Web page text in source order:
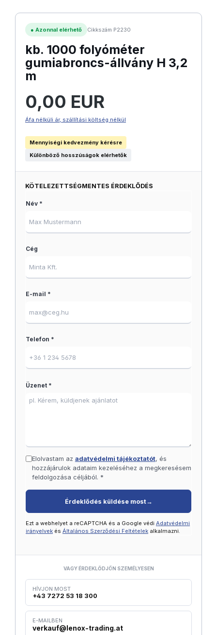
● Azonnal elérhető Cikkszám P2230
kb. 1000 folyóméter
gumiabroncs-állvány H 3,2
m
0,00 EUR
Áfa nélküli ár, szállítási költség nélkül
Mennyiségi kedvezmény kérésre
Különböző hosszúságok elérhetők
KÖTELEZETTSÉGMENTES ÉRDEKLŐDÉS
Név *
Cég
E-mail *
Telefon *
Üzenet *
Elolvastam az adatvédelmi tájékoztatót, és
hozzájárulok adataim kezeléséhez a megkeresésem
feldolgozása céljából. *
Érdeklődés küldése most→
Ezt a webhelyet a reCAPTCHA és a Google védi Adatvédelmi
irányelvek és Általános Szerződési Feltételek alkalmazni.
VAGY ÉRDEKLŐDJÖN SZEMÉLYESEN
HÍVJON MOST
+43 7272 53 18 300
E-MAILBEN
verkauf@lenox-trading.at